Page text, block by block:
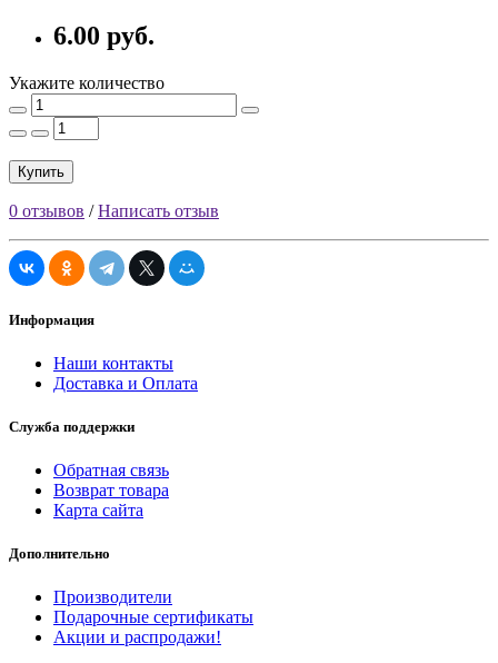
6.00 руб.
Укажите количество
Купить
0 отзывов /Написать отзыв
Информация
Наши контакты
Доставка и Оплата
Служба поддержки
Обратная связь
Возврат товара
Карта сайта
Дополнительно
Производители
Подарочные сертификаты
Акции и распродажи!